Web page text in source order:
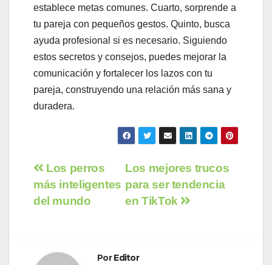
establece metas comunes. Cuarto, sorprende a
tu pareja con pequeños gestos. Quinto, busca
ayuda profesional si es necesario. Siguiendo
estos secretos y consejos, puedes mejorar la
comunicación y fortalecer los lazos con tu
pareja, construyendo una relación más sana y
duradera.
Navegación
de
Los mejores trucos
para ser tendencia
en TikTok
Los perros
más inteligentes
del mundo
PorEditor